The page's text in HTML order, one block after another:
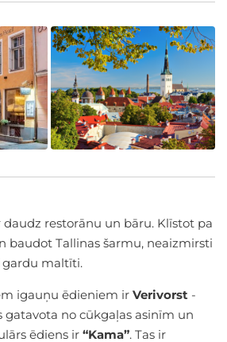
daudz restorānu un bāru. Klīstot pa
baudot Tallinas šarmu, neaizmirsti
gardu maltīti.
igauņu ēdieniem ir Verivorst -
gatavota no cūkgaļas asinīm un
ēdiens ir “Kama”. Tas ir